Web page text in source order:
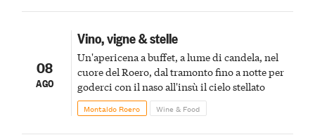
08
AGO
Vino, vigne & stelle
Un'apericena a buffet, a lume di candela, nel
cuore del Roero, dal tramonto fino a notte per
goderci con il naso all'insù il cielo stellato
Montaldo Roero Wine & Food